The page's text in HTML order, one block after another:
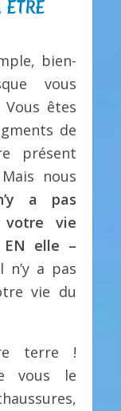
bien-
vous
Vous êtes
de
présent
nous
a pas
votre vie
EN elle –
n’y a pas
vie du
terre !
vous le